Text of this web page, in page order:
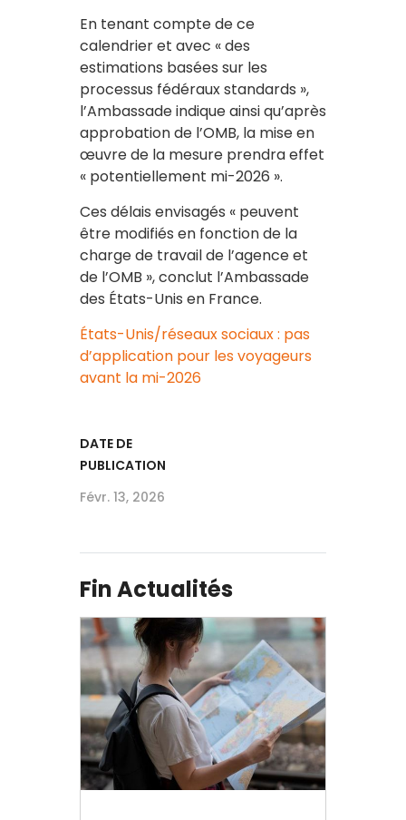
En tenant compte de ce
calendrier et avec « des
estimations basées sur les
processus fédéraux standards »,
l’Ambassade indique ainsi qu’après
approbation de l’OMB, la mise en
œuvre de la mesure prendra effet
« potentiellement mi-2026 ».
Ces délais envisagés « peuvent
être modifiés en fonction de la
charge de travail de l’agence et
de l’OMB », conclut l’Ambassade
des États-Unis en France.
États-Unis/réseaux sociaux : pas
d’application pour les voyageurs
avant la mi-2026
DATE DE
PUBLICATION
Févr. 13, 2026
Fin Actualités